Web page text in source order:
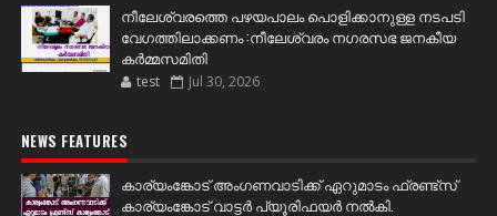
നീലേശ്വരത്തെ പഴയപാലം പൊളിക്കാനുള്ള നടപടി
വേഗത്തിലാക്കണം :നീലേശ്വരം നഗരസഭ ജനകീയ
കർമ്മസമിതി
test Jul 30, 2026
NEWS FEATURES
കാര്യംങ്കോട് അംഗണവാടിക്ക് ഏറുമാടം ഫ്രണ്ട്സ്
കാര്യംങ്കോട് വാട്ടർ പ്യൂരിഫയർ നൽകി.